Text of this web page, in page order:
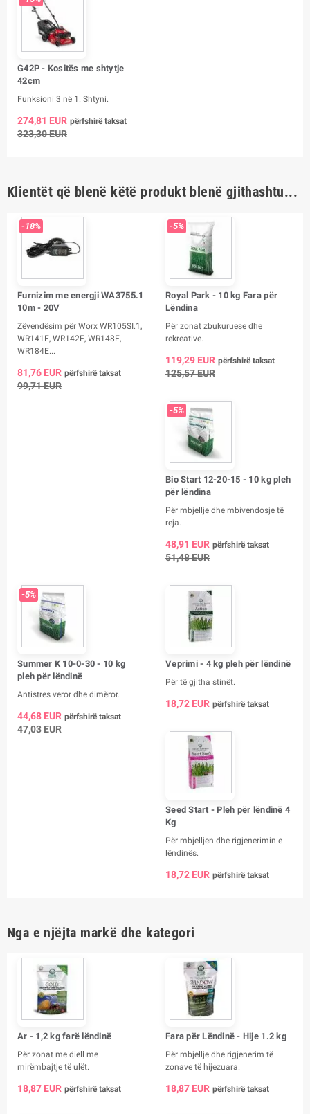
G42P - Kositës me shtytje
42cm
Funksioni 3 në 1. Shtyni.
274,81 EUR përfshirë taksat
323,30 EUR
Klientët që blenë këtë produkt blenë gjithashtu...
-18%
Furnizim me energji WA3755.1
10m - 20V
Zëvendësim për Worx WR105SI.1,
WR141E, WR142E, WR148E,
WR184E...
81,76 EUR përfshirë taksat
99,71 EUR
-5%
Royal Park - 10 kg Fara për
Lëndina
Për zonat zbukuruese dhe
rekreative.
119,29 EUR përfshirë taksat
125,57 EUR
-5%
Bio Start 12-20-15 - 10 kg pleh
për lëndina
Për mbjellje dhe mbivendosje të
reja.
48,91 EUR përfshirë taksat
51,48 EUR
-5%
Summer K 10-0-30 - 10 kg
pleh për lëndinë
Antistres veror dhe dimëror.
44,68 EUR përfshirë taksat
47,03 EUR
Veprimi - 4 kg pleh për lëndinë
Për të gjitha stinët.
18,72 EUR përfshirë taksat
Seed Start - Pleh për lëndinë 4
Kg
Për mbjelljen dhe rigjenerimin e
lëndinës.
18,72 EUR përfshirë taksat
Nga e njëjta markë dhe kategori
Ar - 1,2 kg farë lëndinë
Për zonat me diell me
mirëmbajtje të ulët.
18,87 EUR përfshirë taksat
Fara për Lëndinë - Hije 1.2 kg
Për mbjellje dhe rigjenerim të
zonave të hijezuara.
18,87 EUR përfshirë taksat